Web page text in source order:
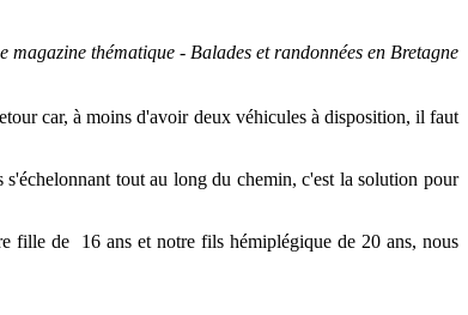
magazine thématique - Balades et randonnées en Bretagne
car, à moins d'avoir deux véhicules à disposition, il faut
tout au long du chemin, c'est la solution pour
fille de 16 ans et notre fils hémiplégique de 20 ans,nous